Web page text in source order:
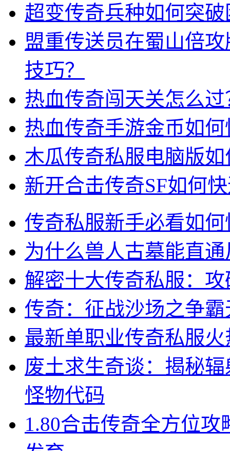
超变传奇兵种如何突
盟重传送员在蜀山倍
技巧？
热血传奇闯天关怎么
热血传奇手游金币如
木瓜传奇私服电脑版
新开合击传奇SF如何
传奇私服新手必看如
为什么兽人古墓能直
解密十大传奇私服：
传奇：征战沙场之争
最新单职业传奇私服
废土求生奇谈：揭秘
怪物代码
1.80合击传奇全方位